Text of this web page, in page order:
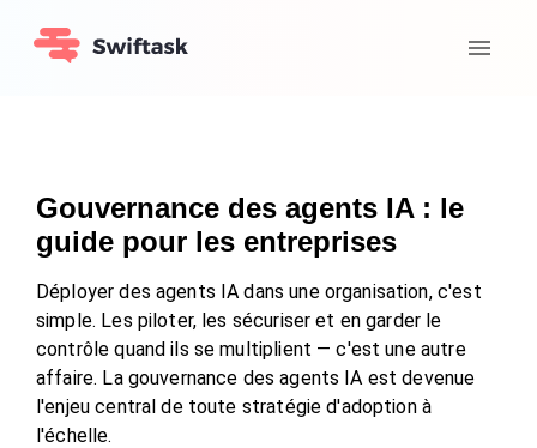
Gouvernance des agents IA : le
guide pour les entreprises
Déployer des agents IA dans une organisation, c'est
simple. Les piloter, les sécuriser et en garder le
contrôle quand ils se multiplient — c'est une autre
affaire. La gouvernance des agents IA est devenue
l'enjeu central de toute stratégie d'adoption à
l'échelle.